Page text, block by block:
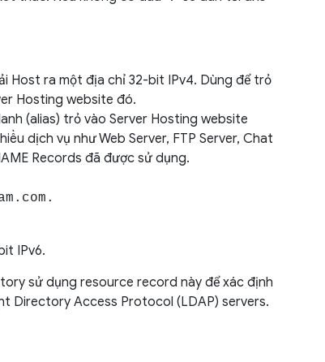
Host ra một địa chỉ 32-bit IPv4. Dùng để trỏ
Hosting website đó.
(alias) trỏ vào Server Hosting website
dịch vụ như Web Server, FTP Server, Chat
Records đã được sử dụng.
IPv6.
sử dụng resource record này để xác định
Directory Access Protocol (LDAP) servers.